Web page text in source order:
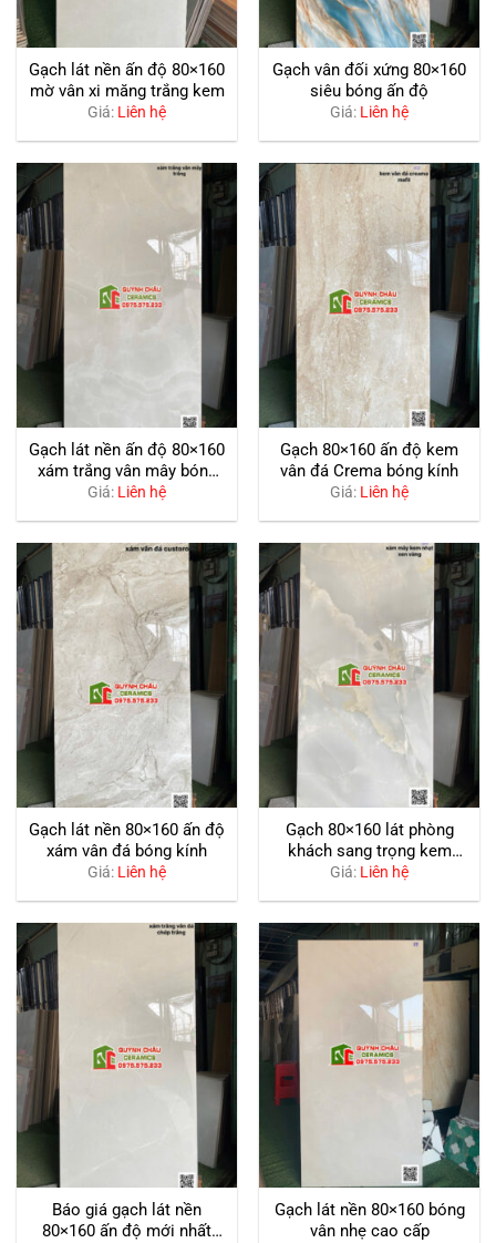
Gạch lát nền ấn độ 80×160
mờ vân xi măng trắng kem
Giá: Liên hệ
Gạch vân đối xứng 80×160
siêu bóng ấn độ
Giá: Liên hệ
Gạch lát nền ấn độ 80×160
xám trắng vân mây bóng
kính
Giá: Liên hệ
Gạch 80×160 ấn độ kem
vân đá Crema bóng kính
Giá: Liên hệ
Gạch lát nền 80×160 ấn độ
xám vân đá bóng kính
Giá: Liên hệ
Gạch 80×160 lát phòng
khách sang trọng kem
nhạt xám mây
Giá: Liên hệ
Báo giá gạch lát nền
80×160 ấn độ mới nhất
Gạch lát nền 80×160 bóng
vân nhẹ cao cấp